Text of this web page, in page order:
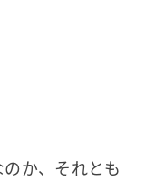
か、それとも